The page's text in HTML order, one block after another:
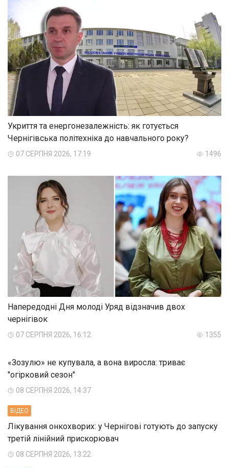
Укриття та енергонезалежність: як готується
Чернігівська політехніка до навчального року?
07 СЕРПНЯ 2026, 17:19 1496
Напередодні Дня молоді Уряд відзначив двох
чернігівок
07 СЕРПНЯ 2026, 16:12 1355
«Зозулю» не купувала, а вона виросла: триває
"огірковий сезон"
08 СЕРПНЯ 2026, 14:37
ВIДЕО
Лікування онкохворих: у Чернігові готують до запуску
третій лінійний прискорювач
08 СЕРПНЯ 2026, 13:22